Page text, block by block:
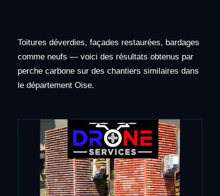
Toitures déverdies, façades restaurées, bardages
comme neufs — voici des résultats obtenus par
perche carbone sur des chantiers similaires dans
le département Oise.